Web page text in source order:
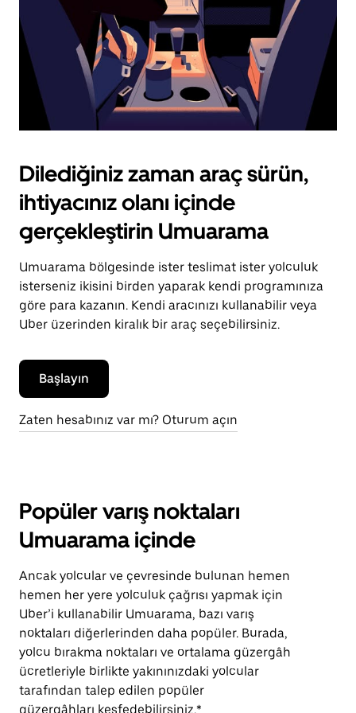
Dilediğiniz zaman araç sürün,
ihtiyacınız olanı içinde
gerçekleştirin Umuarama
Umuarama bölgesinde ister teslimat ister yolculuk
isterseniz ikisini birden yaparak kendi programınıza
göre para kazanın. Kendi aracınızı kullanabilir veya
Uber üzerinden kiralık bir araç seçebilirsiniz.
Başlayın
Zaten hesabınız var mı? Oturum açın
Popüler varış noktaları
Umuarama içinde
Ancak yolcular ve çevresinde bulunan hemen
hemen her yere yolculuk çağrısı yapmak için
Uber’i kullanabilir Umuarama, bazı varış
noktaları diğerlerinden daha popüler. Burada,
yolcu bırakma noktaları ve ortalama güzergâh
ücretleriyle birlikte yakınınızdaki yolcular
tarafından talep edilen popüler
güzergâhları keşfedebilirsiniz.*